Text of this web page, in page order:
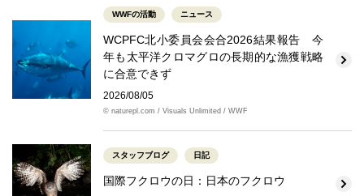
WWFの活動 ニュース
WCPFC北小委員会会合2026結果報告 今
年も太平洋クロマグロの長期的な漁獲戦略
に合意できず
2026/08/05
© naturepl.com / Visuals Unlimited / WWF
スタッフブログ 日記
国際フクロウの日：日本のフクロウ